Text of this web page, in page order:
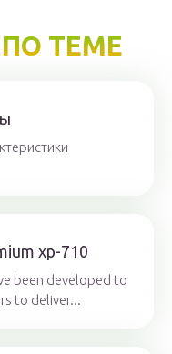
ТЕМЕ
xp-710
been developed to
to deliver...